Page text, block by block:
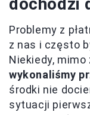
Problemy z
z nas i często
Niekiedy,
wykonaliśmy
środki nie
sytuacji